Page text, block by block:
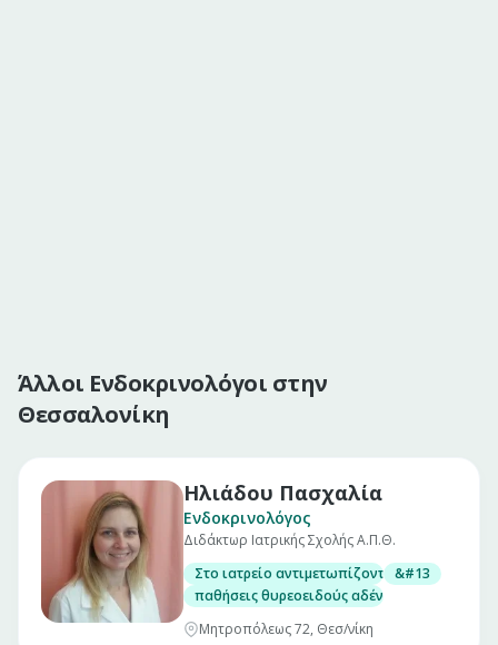
Άλλοι Ενδοκρινολόγοι στην
Θεσσαλονίκη
Ηλιάδου Πασχαλία
Ενδοκρινολόγος
Διδάκτωρ Ιατρικής Σχολής Α.Π.Θ.
Στο ιατρείο αντιμετωπίζονται&#13
παθήσεις θυρεοειδούς αδένα
Μητροπόλεως 72, Θεσ/νίκη